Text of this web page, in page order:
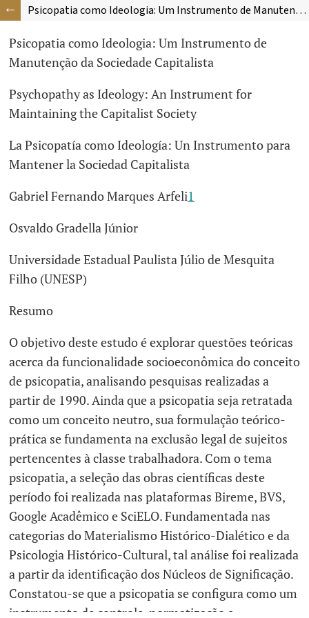
Psicopatia como Ideologia: Um Instrumento de Manutenção da Sociedade Capitalista